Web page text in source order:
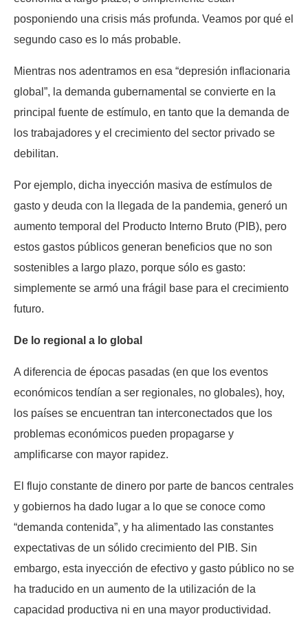
posponiendo una crisis más profunda. Veamos por qué el
segundo caso es lo más probable.
Mientras nos adentramos en esa “depresión inflacionaria
global”, la demanda gubernamental se convierte en la
principal fuente de estímulo, en tanto que la demanda de
los trabajadores y el crecimiento del sector privado se
debilitan.
Por ejemplo, dicha inyección masiva de estímulos de
gasto y deuda con la llegada de la pandemia, generó un
aumento temporal del Producto Interno Bruto (PIB), pero
estos gastos públicos generan beneficios que no son
sostenibles a largo plazo, porque sólo es gasto:
simplemente se armó una frágil base para el crecimiento
futuro.
De lo regional a lo global
A diferencia de épocas pasadas (en que los eventos
económicos tendían a ser regionales, no globales), hoy,
los países se encuentran tan interconectados que los
problemas económicos pueden propagarse y
amplificarse con mayor rapidez.
El flujo constante de dinero por parte de bancos centrales
y gobiernos ha dado lugar a lo que se conoce como
“demanda contenida”, y ha alimentado las constantes
expectativas de un sólido crecimiento del PIB. Sin
embargo, esta inyección de efectivo y gasto público no se
ha traducido en un aumento de la utilización de la
capacidad productiva ni en una mayor productividad.